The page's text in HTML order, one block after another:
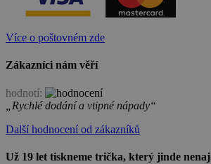
Více o poštovném zde
Zákazníci nám věří
hodnotí:
„Rychlé dodání a vtipné nápady“
Další hodnocení od zákazníků
Už 19 let tiskneme trička, který jinde